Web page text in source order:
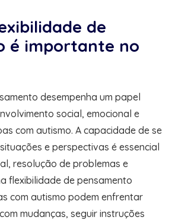
de
é importante no
desempenha um papel
social, emocional e
com autismo. A capacidade de se
e perspectivas é essencial
resolução de problemas e
flexibilidade de pensamento
com autismo podem enfrentar
mudanças, seguir instruções